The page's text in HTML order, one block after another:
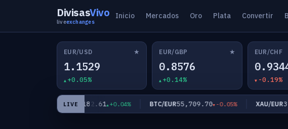
DivisasVivo
liveexchanges
Inicio Mercados Oro Plata Convertir
EUR/USD ★
1.1529
+0.05%
EUR/GBP ★
0.8576
+0.14%
EUR/CHF
-0.19%
LIVE
EUR/JPY182.61 +0.04% BTC/EUR55,709.70 -0.05% XAU/EUR